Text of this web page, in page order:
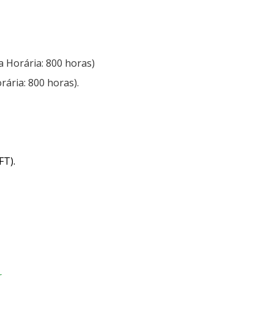
Horária: 800 horas)
800 horas).